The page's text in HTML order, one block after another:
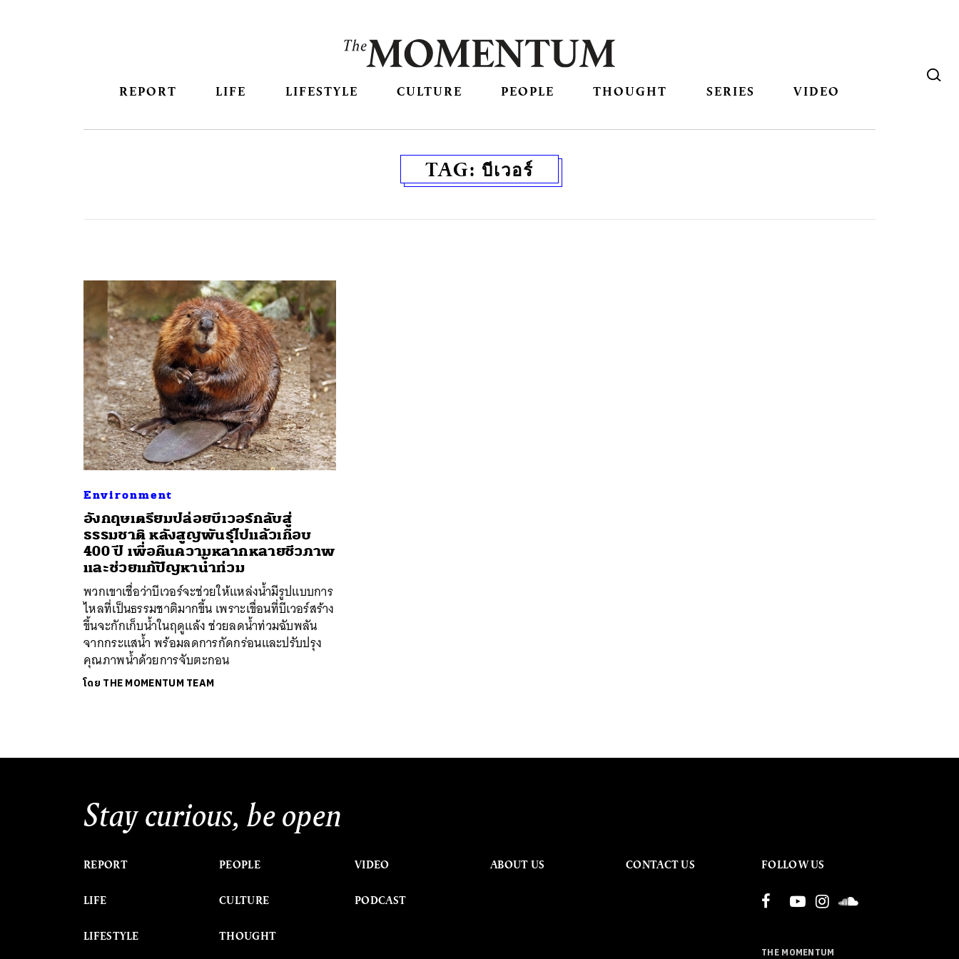
REPORT LIFE LIFESTYLE CULTURE PEOPLE THOUGHT SERIES VIDEO
TAG: บีเวอร์
Environment
อังกฤษเตรียมปล่อยบีเวอร์กลับสู่
ธรรมชาติ หลังสูญพันธุ์ไปแล้วเกือบ
400 ปี เพื่อคืนความหลากหลายชีวภาพ
และช่วยแก้ปัญหาน้ำท่วม
พวกเขาเชื่อว่าบีเวอร์จะช่วยให้แหล่งน้ำมีรูปแบบการ
ไหลที่เป็นธรรมชาติมากขึ้น เพราะเขื่อนที่บีเวอร์สร้าง
ขึ้นจะกักเก็บน้ำในฤดูแล้ง ช่วยลดน้ำท่วมฉับพลัน
จากกระแสน้ำ พร้อมลดการกัดกร่อนและปรับปรุง
คุณภาพน้ำด้วยการจับตะกอน
โดย THE MOMENTUM TEAM
Stay curious, be open
REPORT
LIFE
LIFESTYLE
PEOPLE
CULTURE
THOUGHT
VIDEO
PODCAST
ABOUT US CONTACT US FOLLOW US
THE MOMENTUM
ค้นหา